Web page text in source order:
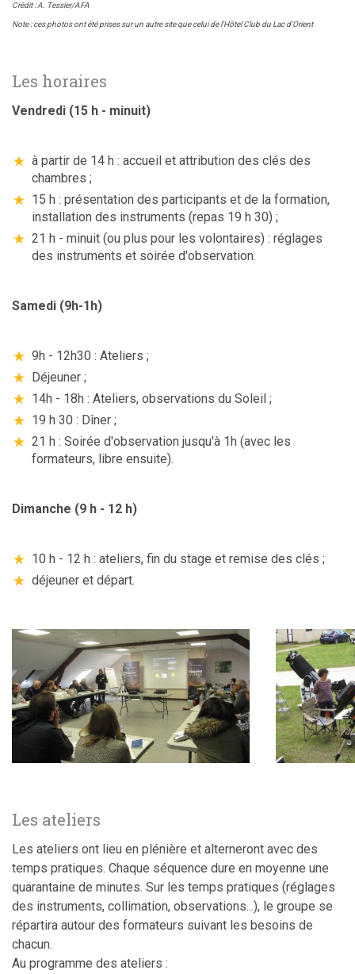
Crédit : A. Tessier/AFA
Note : ces photos ont été prises sur un autre site que celui de l'Hôtel Club du Lac d’Orient
Les horaires
Vendredi (15 h - minuit)
à partir de 14 h : accueil et attribution des clés des
chambres ;
15 h : présentation des participants et de la formation,
installation des instruments (repas 19 h 30) ;
21 h - minuit (ou plus pour les volontaires) : réglages
des instruments et soirée d'observation.
Samedi (9h-1h)
9h - 12h30 : Ateliers ;
Déjeuner ;
14h - 18h : Ateliers, observations du Soleil ;
19 h 30 : Dîner ;
21 h : Soirée d'observation jusqu'à 1h (avec les
formateurs, libre ensuite).
Dimanche (9 h - 12 h)
10 h - 12 h : ateliers, fin du stage et remise des clés ;
déjeuner et départ.
Les ateliers
Les ateliers ont lieu en plénière et alterneront avec des
temps pratiques. Chaque séquence dure en moyenne une
quarantaine de minutes. Sur les temps pratiques (réglages
des instruments, collimation, observations...), le groupe se
répartira autour des formateurs suivant les besoins de
chacun.
Au programme des ateliers :